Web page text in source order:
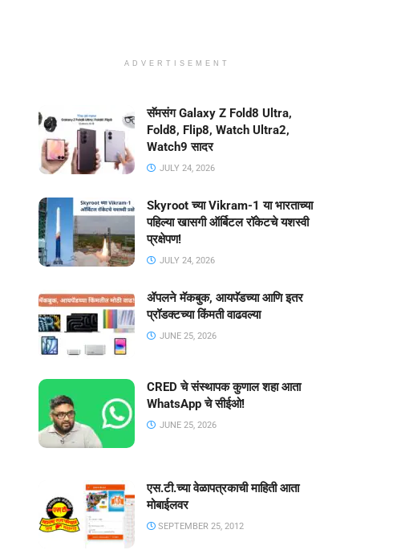
ADVERTISEMENT
सॅमसंग Galaxy Z Fold8 Ultra,
Fold8, Flip8, Watch Ultra2,
Watch9 सादर
JULY 24, 2026
Skyroot च्या Vikram-1 या भारताच्या
पहिल्या खासगी ऑर्बिटल रॉकेटचे यशस्वी
प्रक्षेपण!
JULY 24, 2026
ॲपलने मॅकबुक, आयपॅडच्या आणि इतर
प्रॉडक्टच्या किंमती वाढवल्या
JUNE 25, 2026
CRED चे संस्थापक कुणाल शहा आता
WhatsApp चे सीईओ!
JUNE 25, 2026
एस.टी.च्या वेळापत्रकाची माहिती आता
मोबाईलवर
SEPTEMBER 25, 2012